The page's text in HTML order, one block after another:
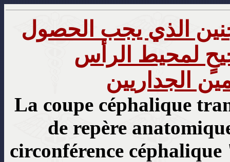
الذي يجب الحصول
لمحيط الرأس
الجداريين
La coupe céphalique
de repère
circonférence